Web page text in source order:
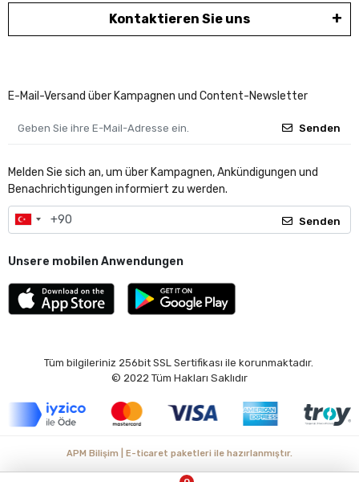
Kontaktieren Sie uns
E-Mail-Versand über Kampagnen und Content-Newsletter
Senden
Melden Sie sich an, um über Kampagnen, Ankündigungen und
Benachrichtigungen informiert zu werden.
Senden
Unsere mobilen Anwendungen
Tüm bilgileriniz 256bit SSL Sertifikası ile korunmaktadır.
© 2022 Tüm Hakları Saklıdır
APM Bilişim | E-ticaret paketleri ile hazırlanmıştır.